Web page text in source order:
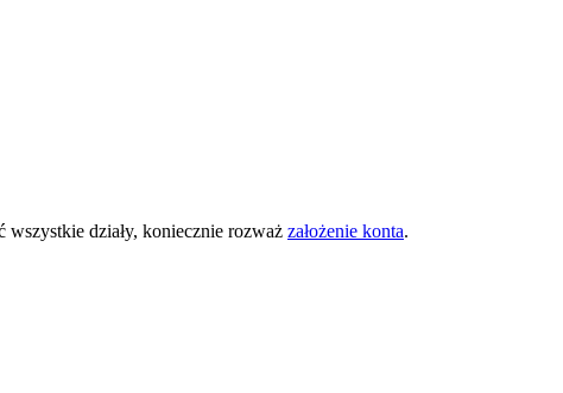
działy, koniecznie rozważ założenie konta.